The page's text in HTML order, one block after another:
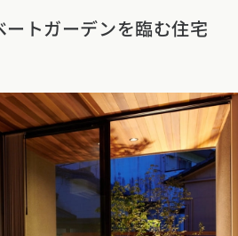
トガーデンを臨む住宅